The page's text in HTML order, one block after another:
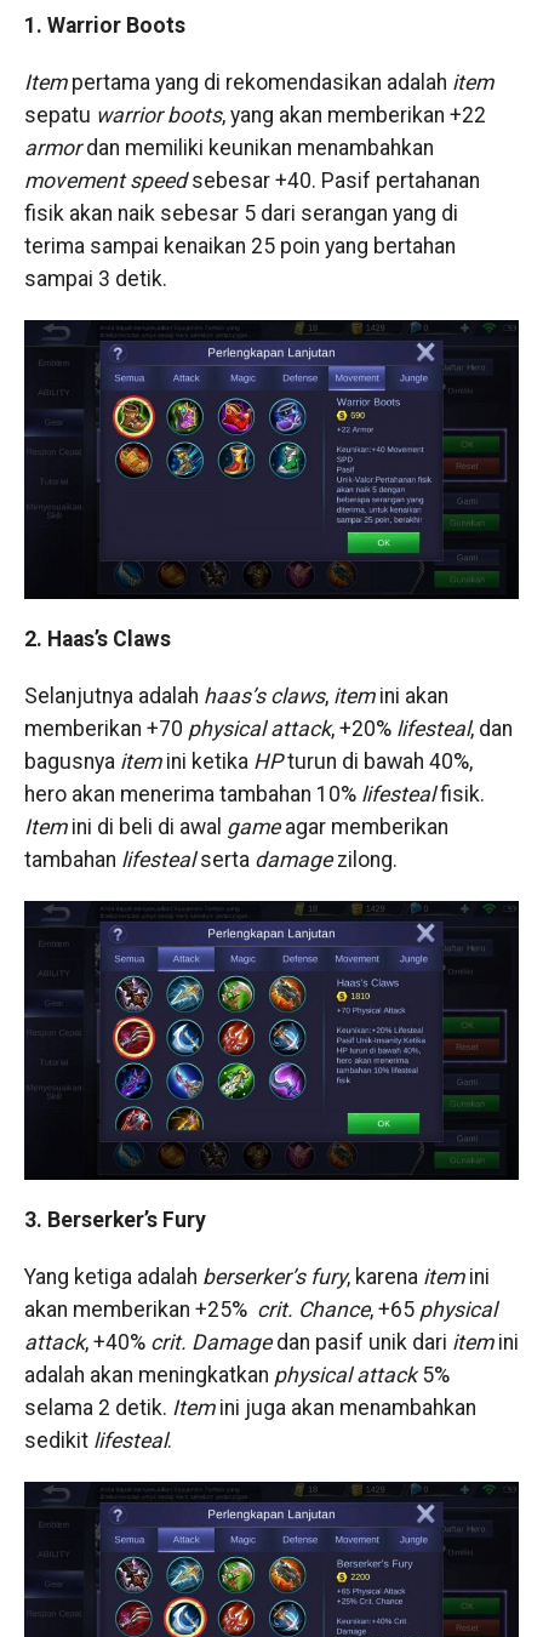
1. Warrior Boots
Itempertama yang di rekomendasikan adalah item
sepatu warrior boots, yang akan memberikan +22
armordan memiliki keunikan menambahkan
movement speedsebesar +40. Pasif pertahanan
fisik akan naik sebesar 5 dari serangan yang di
terima sampai kenaikan 25 poin yang bertahan
sampai 3 detik.
2. Haas’s Claws
Selanjutnya adalah haas’s claws, itemini akan
memberikan +70 physical attack, +20% lifesteal, dan
bagusnya itemini ketika HPturun di bawah 40%,
hero akan menerima tambahan 10% lifestealfisik.
Itemini di beli di awal gameagar memberikan
tambahan lifestealserta damagezilong.
3. Berserker’s Fury
Yang ketiga adalah berserker’s fury, karena itemini
akan memberikan +25% crit. Chance, +65 physical
attack, +40% crit. Damagedan pasif unik dari itemini
adalah akan meningkatkan physical attack5%
selama 2 detik. Itemini juga akan menambahkan
sedikit lifesteal.